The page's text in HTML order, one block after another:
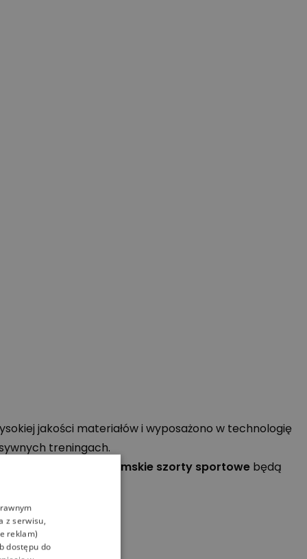
jakości materiałów i wyposażono w technologię
treningach.
po zmroku.
Damskie szorty sportowe będą
z serwisu,
reklam)
dostępu do